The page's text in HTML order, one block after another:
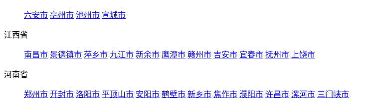
六安市 亳州市 池州市 宣城市
江西省
南昌市 景德镇市 萍乡市 九江市 新余市 鹰潭市 赣州市 吉安市 宜春市 抚州市 上饶市
河南省
郑州市 开封市 洛阳市 平顶山市 安阳市 鹤壁市 新乡市 焦作市 濮阳市 许昌市 漯河市 三门峡市